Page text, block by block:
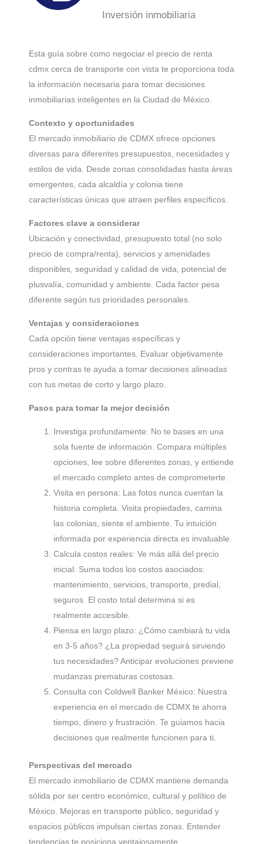
Inversión inmobiliaria
Esta guía sobre como negociar el precio de renta
cdmx cerca de transporte con vista te proporciona toda
la información necesaria para tomar decisiones
inmobiliarias inteligentes en la Ciudad de México.
Contexto y oportunidades
El mercado inmobiliario de CDMX ofrece opciones
diversas para diferentes presupuestos, necesidades y
estilos de vida. Desde zonas consolidadas hasta áreas
emergentes, cada alcaldía y colonia tiene
características únicas que atraen perfiles específicos.
Factores clave a considerar
Ubicación y conectividad, presupuesto total (no solo
precio de compra/renta), servicios y amenidades
disponibles, seguridad y calidad de vida, potencial de
plusvalía, comunidad y ambiente. Cada factor pesa
diferente según tus prioridades personales.
Ventajas y consideraciones
Cada opción tiene ventajas específicas y
consideraciones importantes. Evaluar objetivamente
pros y contras te ayuda a tomar decisiones alineadas
con tus metas de corto y largo plazo.
Pasos para tomar la mejor decisión
Investiga profundamente: No te bases en una
sola fuente de información. Compara múltiples
opciones, lee sobre diferentes zonas, y entiende
el mercado completo antes de comprometerte.
Visita en persona: Las fotos nunca cuentan la
historia completa. Visita propiedades, camina
las colonias, siente el ambiente. Tu intuición
informada por experiencia directa es invaluable.
Calcula costos reales: Ve más allá del precio
inicial. Suma todos los costos asociados:
mantenimiento, servicios, transporte, predial,
seguros. El costo total determina si es
realmente accesible.
Piensa en largo plazo: ¿Cómo cambiará tu vida
en 3-5 años? ¿La propiedad seguirá sirviendo
tus necesidades? Anticipar evoluciones previene
mudanzas prematuras costosas.
Consulta con Coldwell Banker México: Nuestra
experiencia en el mercado de CDMX te ahorra
tiempo, dinero y frustración. Te guiamos hacia
decisiones que realmente funcionen para ti.
Perspectivas del mercado
El mercado inmobiliario de CDMX mantiene demanda
sólida por ser centro económico, cultural y político de
México. Mejoras en transporte público, seguridad y
espacios públicos impulsan ciertas zonas. Entender
tendencias te posiciona ventajosamente.